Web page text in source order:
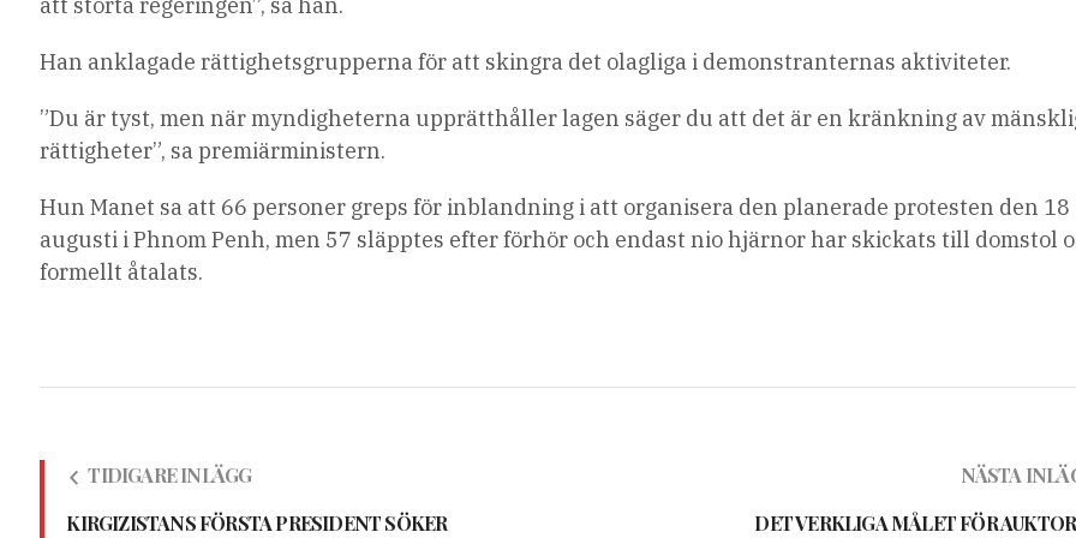
att störta regeringen”, sa han.
Han anklagade rättighetsgrupperna för att skingra det olagliga i demonstranternas aktiviteter.
”Du är tyst, men när myndigheterna upprätthåller lagen säger du att det är en kränkning av
rättigheter”, sa premiärministern.
Hun Manet sa att 66 personer greps för inblandning i att organisera den planerade protesten den 18
augusti i Phnom Penh, men 57 släpptes efter förhör och endast nio hjärnor har skickats till domstol
formellt åtalats.
TIDIGARE INLÄGG
KIRGIZISTANS FÖRSTA PRESIDENT SÖKER
NÄSTA
DET VERKLIGA MÅLET FÖR